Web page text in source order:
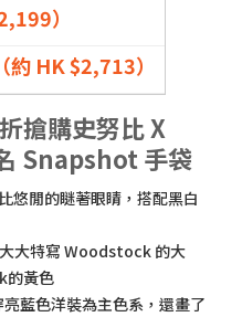
）
約 HK $2,713）
搶購史努比 X
Snapshot 手袋
悠閒的瞇著眼睛，搭配黑白
大特寫 Woodstock 的大
的黃色
藍色洋裝為主色系，還畫了